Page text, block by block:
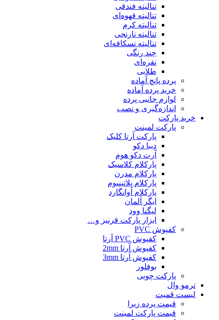
تنالیته فندقی
تنالیته قهوه‌ای
تنالیته کرم
تنالیته نارنجی
تنالیته نسکافه‌ای
چند رنگی
نقره‌ای
طلایی
پرده پانچ آماده
خرید پرده آماده
لوازم جانبی پرده
اندازه‌گیری و نصب
خرید پارکت
پارکت لمینت
پارکت آرتا کلیک
دیبا دکو
آرت دکو هوم
پارکلام کلاسیک
پارکلام مدرن
پارکلام پلاتینیوم
پارکلام آوانگارد
ایگر آلمان
لیگنا وود
ابزار پارکت قرنیز و…
کفپوش PVC
کفپوش PVC آرتا
کفپوش آرتا 2mm
کفپوش آرتا 3mm
بوفلور
پارکت چوبی
ترمو وال
لیست قمیت
قیمت پرده زبرا
قیمت پارکت لمینت